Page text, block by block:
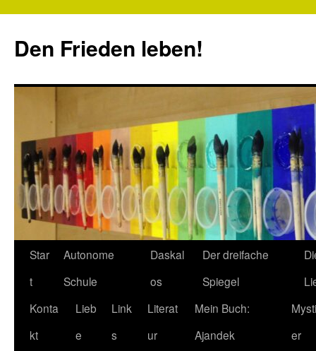
springen
Den Frieden leben!
Star
t
Autonome
Schule
Daskal
os
Der dreifache
Spiegel
Konta
kt
Lieb
e
Link
s
Literat
ur
Mein Buch:
Ajandek
er